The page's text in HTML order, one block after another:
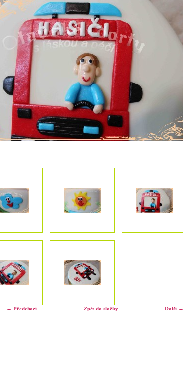
← Předchozí Další →
Zpět do složky